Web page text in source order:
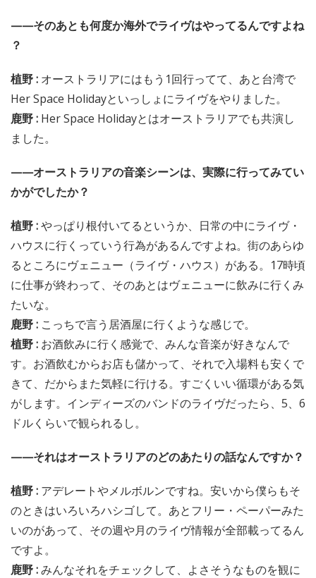
——そのあとも何度か海外でライヴはやってるんですよね
？
植野 : オーストラリアにはもう1回行ってて、あと台湾で
Her Space Holidayといっしょにライヴをやりました。
鹿野 : Her Space Holidayとはオーストラリアでも共演し
ました。
——オーストラリアの音楽シーンは、実際に行ってみてい
かがでしたか？
植野 :やっぱり根付いてるというか、日常の中にライヴ・
ハウスに行くっていう行為があるんですよね。街のあらゆ
るところにヴェニュー（ライヴ・ハウス）がある。17時頃
に仕事が終わって、そのあとはヴェニューに飲みに行くみ
たいな。
鹿野 : こっちで言う居酒屋に行くような感じで。
植野 : お酒飲みに行く感覚で、みんな音楽が好きなんで
す。お酒飲むからお店も儲かって、それで入場料も安くで
きて、だからまた気軽に行ける。すごくいい循環がある気
がします。インディーズのバンドのライヴだったら、5、6
ドルくらいで観られるし。
——それはオーストラリアのどのあたりの話なんですか？
植野 : アデレートやメルボルンですね。安いから僕らもそ
のときはいろいろハシゴして。あとフリー・ペーパーみた
いのがあって、その週や月のライヴ情報が全部載ってるん
ですよ。
鹿野 :みんなそれをチェックして、よさそうなものを観に